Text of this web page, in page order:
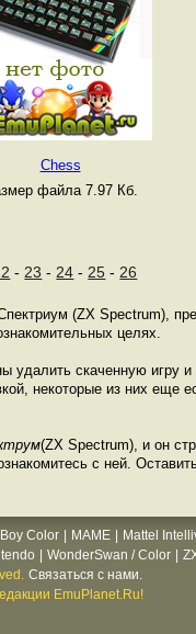
Chess
файла 7.97 Кб.
- 23 - 24 - 25 - 26
(ZX Spectrum),
целях.
удалить скаченную игру
некоторые из них еще
(ZX Spectrum), и он
с ней.
Color MAME Mattel
WonderSwan / Color
Связаться с нами.
EmuPlanet.Ru!